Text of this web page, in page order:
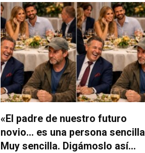
«El padre de nuestro futuro
novio… es una persona
Muy sencilla. Digámoslo así…